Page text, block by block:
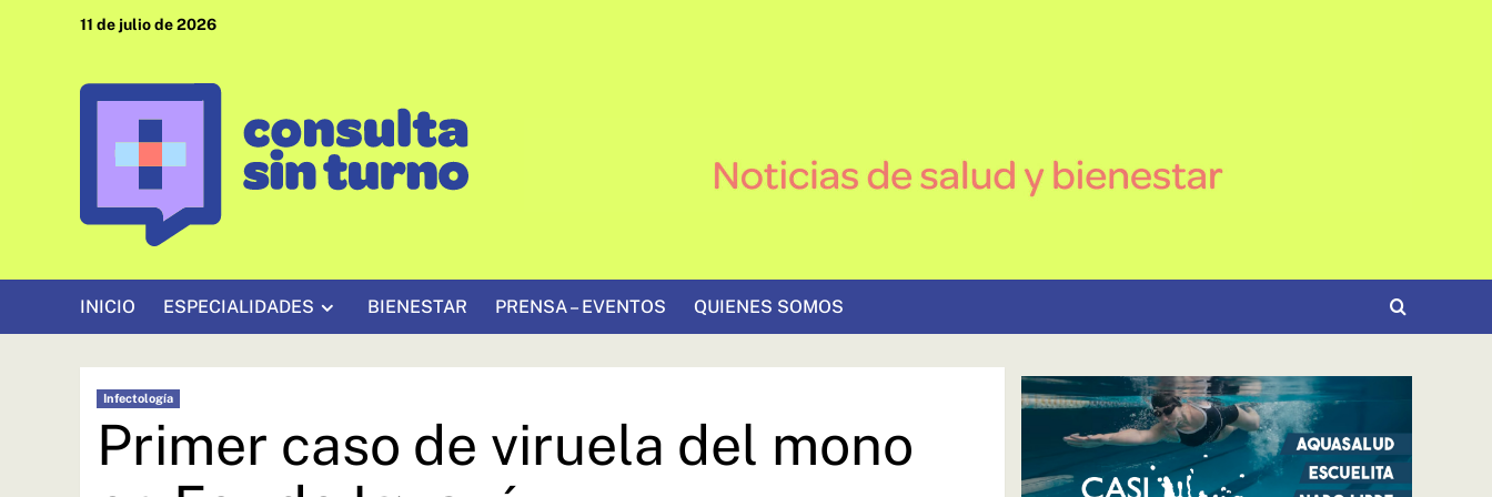
11 de julio de 2026
INICIO ESPECIALIDADES BIENESTAR PRENSA – EVENTOS QUIENES SOMOS
Infectología
Primer caso de viruela del mono